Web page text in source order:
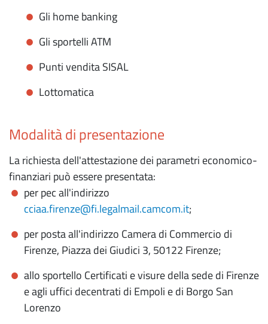
Gli home banking
Gli sportelli ATM
Punti vendita SISAL
Lottomatica
Modalità di presentazione
La richiesta dell'attestazione dei parametri economico-
finanziari può essere presentata:
per pec all'indirizzo
cciaa.firenze@fi.legalmail.camcom.it;
per posta all'indirizzo Camera di Commercio di
Firenze, Piazza dei Giudici 3, 50122 Firenze;
allo sportello Certificati e visure della sede di Firenze
e agli uffici decentrati di Empoli e di Borgo San
Lorenzo